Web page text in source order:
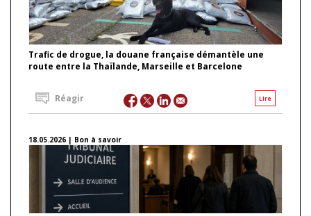
Trafic de drogue, la douane française démantèle une
route entre la Thaïlande, Marseille et Barcelone
Lire
Réagir
18.05.2026 | Bon à savoir